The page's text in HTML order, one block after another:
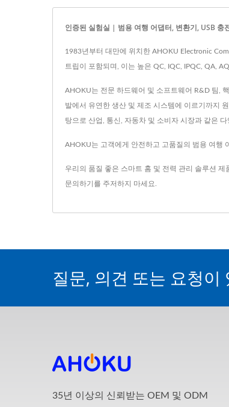
인증된 실험실 | 범용 여행 어댑터, 변환기, USB
1983년부터 대만에 위치한 AHOKU Electronic
트립이 포함되며, 이는 높은 QC, IQC, IPQC, QA,
AHOKU는 전문 하드웨어 및 소프트웨어 R&D 팀,
발에서 유연한 생산 및 제조 시스템에 이르기까지
탕으로 산업, 통신, 자동차 및 소비자 시장과 같은
AHOKU는 고객에게 안전하고 고품질의 범용 여행
우리의 품질 좋은 스마트 홈 및 전력 관리 솔루션 제
문의하기 를 주저하지 마세요.
질문, 의견 또는 요청
35년 이상의 신뢰받는 OEM 및 ODM